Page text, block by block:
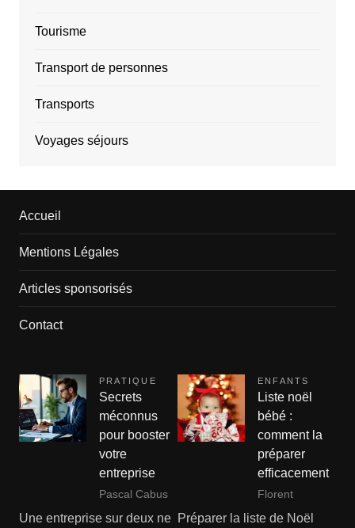
Tourisme
Transport de personnes
Transports
Voyages séjours
Accueil
Mentions Légales
Articles sponsorisés
Contact
PRATIQUE
Secrets
méconnus
pour booster
votre
entreprise
Pascal Cabus
Une entreprise sur deux ne
ENFANTS
Liste noël
bébé :
comment la
préparer
efficacement
Florent
Préparer la liste de Noël